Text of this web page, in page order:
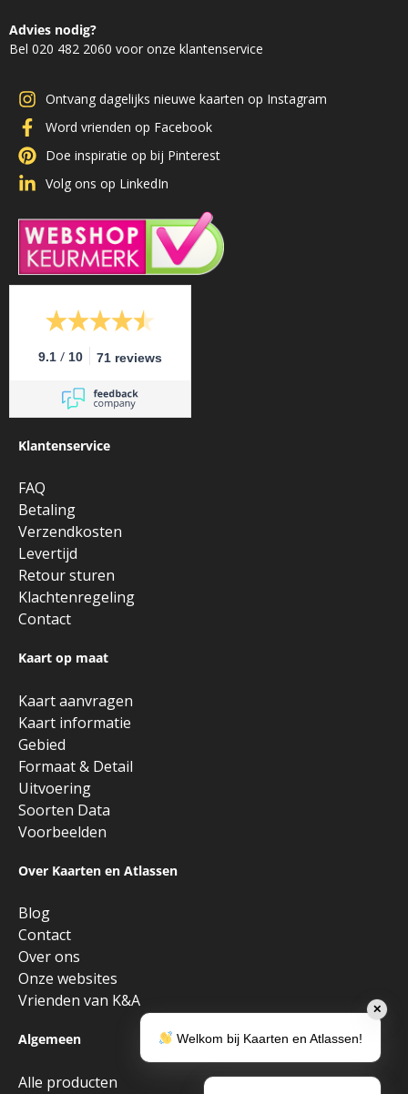
Advies nodig?
Bel 020 482 2060 voor onze klantenservice
Ontvang dagelijks nieuwe kaarten op Instagram
Word vrienden op Facebook
Doe inspiratie op bij Pinterest
Volg ons op LinkedIn
9.1 / 10 71 reviews
Klantenservice
FAQ
Betaling
Verzendkosten
Levertijd
Retour sturen
Klachtenregeling
Contact
Kaart op maat
Kaart aanvragen
Kaart informatie
Gebied
Formaat & Detail
Uitvoering
Soorten Data
Voorbeelden
Over Kaarten en Atlassen
Blog
Contact
Over ons
Onze websites
Vrienden van K&A
Algemeen
Alle producten
✕
Welkom bij Kaarten en Atlassen!